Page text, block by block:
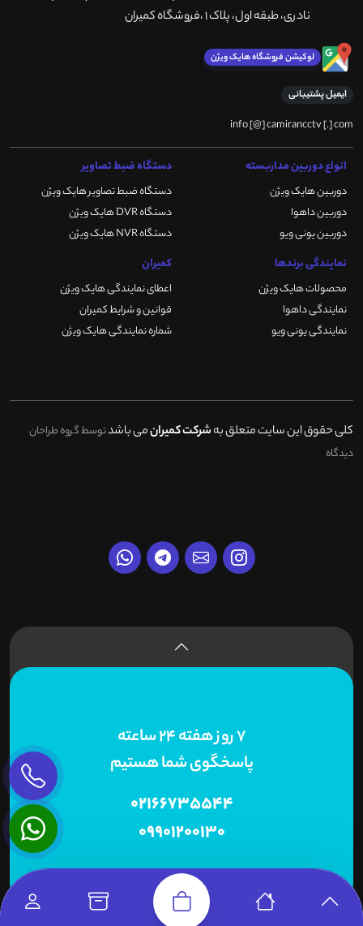
نادری، طبقه اول، پلاک 1 ،فروشگاه کمیران
لوکیشن فروشگاه هایک ویژن
ایمیل پشتیبانی
info [@] camirancctv [.] com
انواع دوربین مداربسته
دوربین هایک ویژن
دوربین داهوا
دوربین یونی ویو
دستگاه ضبط تصاویر
دستگاه ضبط تصاویر هایک ویژن
دستگاه DVR هایک ویژن
دستگاه NVR هایک ویژن
نمایندگی برندها
محصولات هایک ویژن
نمایندگی داهوا
نمایندگی یونی ویو
کمیران
اعطای نمایندگی هایک ویژن
قوانین و شرایط کمیران
شماره نمایندگی هایک ویژن
کلی حقوق این سایت متعلق بهشرکت کمیرانمی باشدتوسط گروه طراحان
دیدگاه
7 روز هفته 24 ساعته
پاسخگوی شما هستیم
02166735544
09901200130